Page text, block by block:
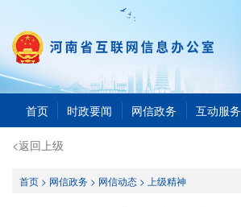
首页 时政要闻 网信政务 互动服务
<返回上级
首页> 网信政务> 网信动态> 上级精神